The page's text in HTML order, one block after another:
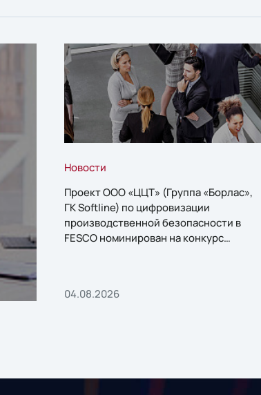
Новости
Проект ООО «ЦЦТ» (Группа «Борлас»,
ГК Softline) по цифровизации
производственной безопасности в
FESCO номинирован на конкурс
04.08.2026